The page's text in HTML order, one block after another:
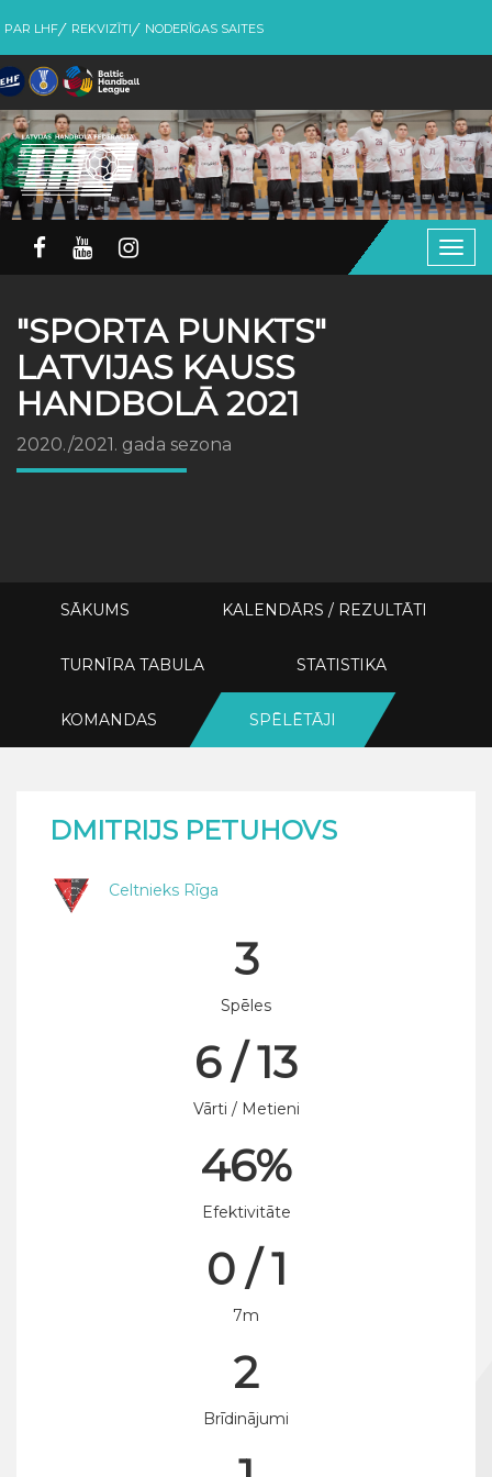
PAR LHF REKVIZĪTI NODERĪGAS SAITES
"SPORTA PUNKTS"
LATVIJAS KAUSS
HANDBOLĀ 2021
2020./2021. gada sezona
SĀKUMS KALENDĀRS / REZULTĀTI
TURNĪRA TABULA STATISTIKA
KOMANDAS SPĒLĒTĀJI
DMITRIJS PETUHOVS
Celtnieks Rīga
3
Spēles
6 / 13
Vārti / Metieni
46%
Efektivitāte
0 / 1
7m
2
Brīdinājumi